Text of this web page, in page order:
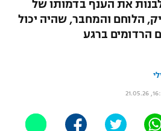
את הענף בדמותו של
הלוחם והמחבר, שהיה יכול
הרדומים ברגע